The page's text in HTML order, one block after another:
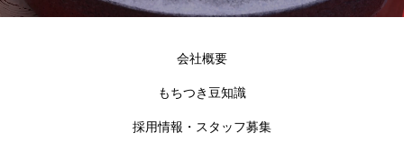
会社概要
もちつき豆知識
採用情報・スタッフ募集